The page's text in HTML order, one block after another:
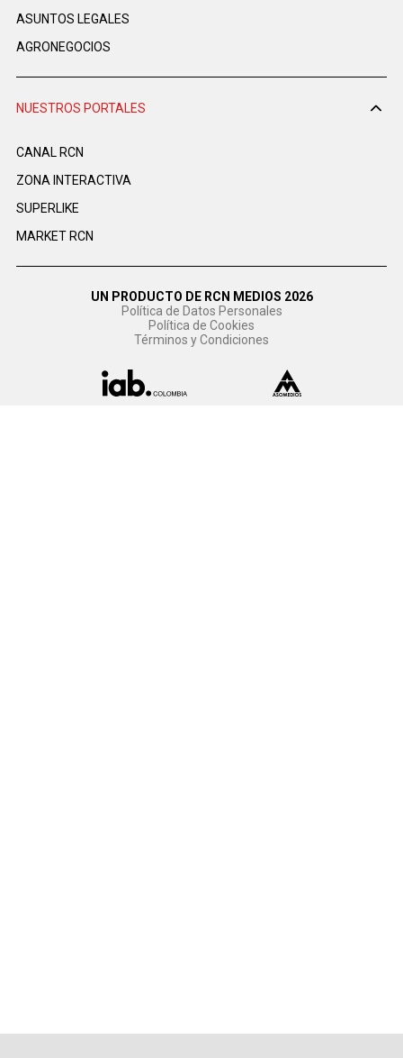
ASUNTOS LEGALES
AGRONEGOCIOS
NUESTROS PORTALES
CANAL RCN
ZONA INTERACTIVA
SUPERLIKE
MARKET RCN
UN PRODUCTO DE RCN MEDIOS 2026
Política de Datos Personales
Política de Cookies
Términos y Condiciones